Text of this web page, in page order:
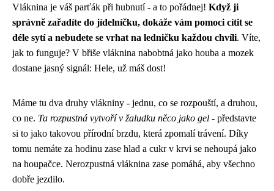
Vláknina je váš parťák při hubnutí - a to pořádnej! Když ji
správně zařadíte do jídelníčku, dokáže vám pomoci cítit se
déle sytí a nebudete se vrhat na ledničku každou chvíli. Víte,
jak to funguje? V břiše vláknina nabobtná jako houba a mozek
dostane jasný signál: Hele, už máš dost!
Máme tu dva druhy vlákniny - jednu, co se rozpouští, a druhou,
co ne. Ta rozpustná vytvoří v žaludku něco jako gel - představte
si to jako takovou přírodní brzdu, která zpomalí trávení. Díky
tomu nemáte za hodinu zase hlad a cukr v krvi se nehoupá jako
na houpačce. Nerozpustná vláknina zase pomáhá, aby všechno
dobře jezdilo.